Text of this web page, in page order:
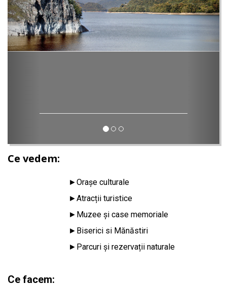
Ce vedem:
►Orașe culturale
►Atracții turistice
► Muzee și case memoriale
► Biserici si Mănăstiri
► Parcuri și rezervații naturale
Ce facem: